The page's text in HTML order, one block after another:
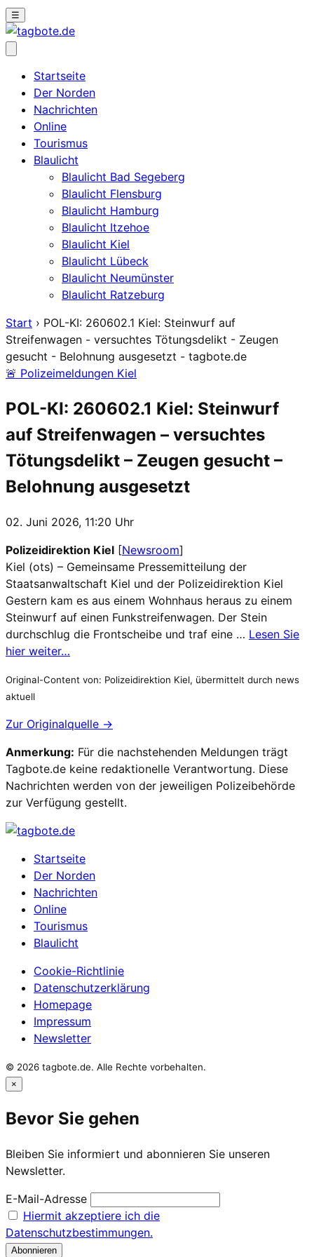
☰
Startseite
Der Norden
Nachrichten
Online
Tourismus
Blaulicht
Blaulicht Bad Segeberg
Blaulicht Flensburg
Blaulicht Hamburg
Blaulicht Itzehoe
Blaulicht Kiel
Blaulicht Lübeck
Blaulicht Neumünster
Blaulicht Ratzeburg
Start › POL-KI: 260602.1 Kiel: Steinwurf auf
Streifenwagen - versuchtes Tötungsdelikt - Zeugen
gesucht - Belohnung ausgesetzt - tagbote.de
🚨 Polizeimeldungen Kiel
POL-KI: 260602.1 Kiel: Steinwurf
auf Streifenwagen – versuchtes
Tötungsdelikt – Zeugen gesucht –
Belohnung ausgesetzt
02. Juni 2026, 11:20 Uhr
Polizeidirektion Kiel [Newsroom]
Kiel (ots) – Gemeinsame Pressemitteilung der
Staatsanwaltschaft Kiel und der Polizeidirektion Kiel
Gestern kam es aus einem Wohnhaus heraus zu einem
Steinwurf auf einen Funkstreifenwagen. Der Stein
durchschlug die Frontscheibe und traf eine … Lesen Sie
hier weiter…
Original-Content von: Polizeidirektion Kiel, übermittelt durch news
aktuell
Zur Originalquelle →
Anmerkung: Für die nachstehenden Meldungen trägt
Tagbote.de keine redaktionelle Verantwortung. Diese
Nachrichten werden von der jeweiligen Polizeibehörde
zur Verfügung gestellt.
Startseite
Der Norden
Nachrichten
Online
Tourismus
Blaulicht
Cookie-Richtlinie
Datenschutzerklärung
Homepage
Impressum
Newsletter
© 2026 tagbote.de. Alle Rechte vorbehalten.
×
Bevor Sie gehen
Bleiben Sie informiert und abonnieren Sie unseren
Newsletter.
E-Mail-Adresse
Hiermit akzeptiere ich die
Datenschutzbestimmungen.